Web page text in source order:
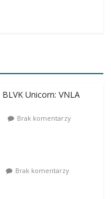
Unicorn: VNLA
Brak komentarzy
Brak komentarzy